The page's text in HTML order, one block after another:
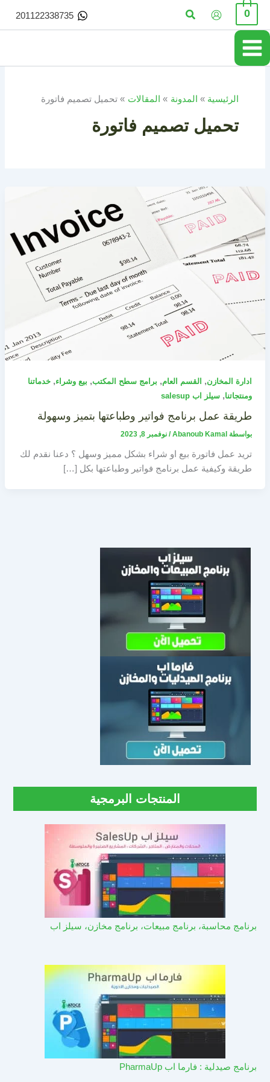
تخطي
المحتوى
0 البحث 201122338735
الرئيسية المدونة المقالات تحميل تصميم فاتورة
تحميل تصميم فاتورة
ادارة المخازن, القسم العام, برامج سطح المكتب, بيع وشراء, خدماتنا
ومنتجاتنا, سيلز اب salesup
طريقة عمل برنامج فواتير وطباعتها بتميز وسهولة
بواسطة Abanoub Kamal
/ نوفمبر 8, 2023
تريد عمل فاتورة بيع او شراء بشكل مميز وسهل ؟ دعنا نقدم لك
طريقة وكيفية عمل برنامج فواتير وطباعتها بكل […]
المنتجات البرمجية
برنامج محاسبة، برنامج مبيعات، برنامج مخازن، سيلز اب
برنامج صيدلية : فارما اب PharmaUp​